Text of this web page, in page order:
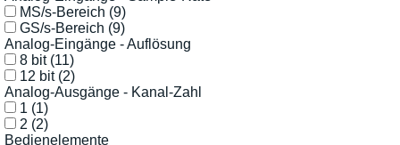
MS/s-Bereich (9)
GS/s-Bereich (9)
Analog-Eingänge - Auflösung
8 bit (11)
12 bit (2)
Analog-Ausgänge - Kanal-Zahl
1 (1)
2 (2)
Bedienelemente